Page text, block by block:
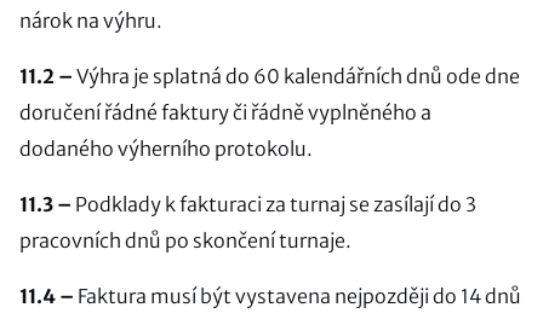
nárok na výhru.
11.2 – Výhra je splatná do 60 kalendářních dnů ode dne
doručení řádné faktury či řádně vyplněného a
dodaného výherního protokolu.
11.3 – Podklady k fakturaci za turnaj se zasílají do 3
pracovních dnů po skončení turnaje.
11.4 – Faktura musí být vystavena nejpozději do 14 dnů